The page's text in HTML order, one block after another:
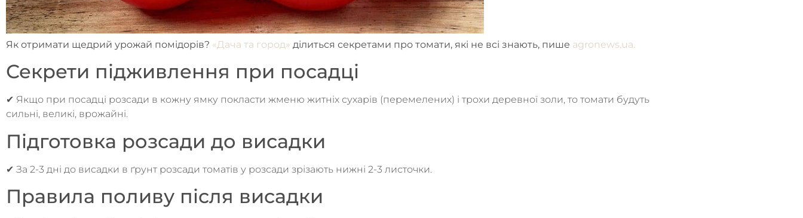
Як отримати щедрий урожай помідорів? «Дача та город» ділиться секретами про томати, які не всі знають, пише agronews.ua.
Секрети підживлення при посадці
✔ Якщо при посадці розсади в кожну ямку покласти жменю житніх сухарів (перемелених) і трохи деревної золи, то томати будуть
сильні, великі, врожайні.
Підготовка розсади до висадки
✔ За 2-3 дні до висадки в ґрунт розсади томатів у розсади зрізають нижні 2-3 листочки.
Правила поливу після висадки